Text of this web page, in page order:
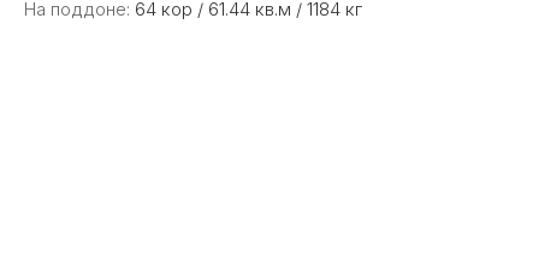
На поддоне: 64 кор / 61.44 кв.м / 1184 кг